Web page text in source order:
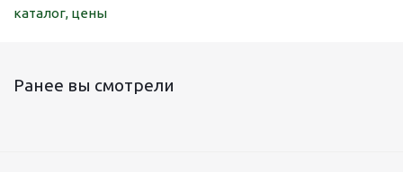
каталог, цены
Ранее вы смотрели